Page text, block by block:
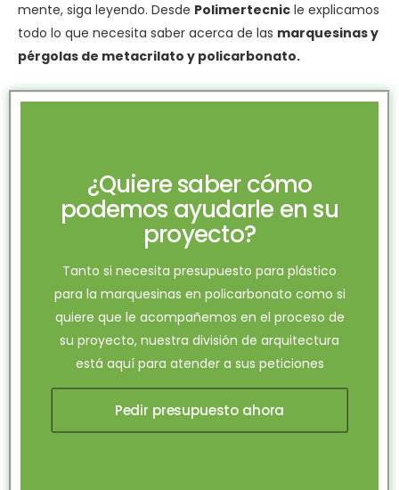
mente, siga leyendo. Desde Polimertecnic le explicamos
todo lo que necesita saber acerca de las marquesinas y
pérgolas de metacrilato y policarbonato.
¿Quiere saber cómo
podemos ayudarle en su
proyecto?
Tanto si necesita presupuesto para plástico
para la marquesinas en policarbonato como si
quiere que le acompañemos en el proceso de
su proyecto, nuestra división de arquitectura
está aquí para atender a sus peticiones
Pedir presupuesto ahora